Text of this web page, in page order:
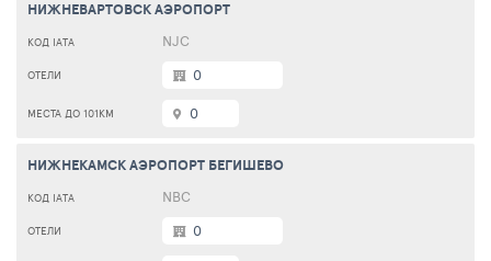
НИЖНЕВАРТОВСК АЭРОПОРТ
NJC
0
0
НИЖНЕКАМСК АЭРОПОРТ БЕГИШЕВО
NBC
0